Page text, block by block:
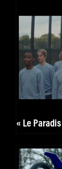
« Le